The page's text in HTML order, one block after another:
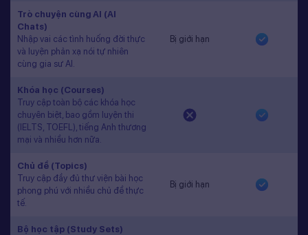
Trò chuyện cùng AI (AI
Chats)
Nhập vai các tình huống đời thực
và luyện phản xạ nói tự nhiên
cùng gia sư AI.
Bị giới hạn
Khóa học (Courses)
Truy cập toàn bộ các khóa học
chuyên biệt, bao gồm luyện thi
(IELTS, TOEFL), tiếng Anh thương
mại và nhiều hơn nữa.
Chủ đề (Topics)
Truy cập đầy đủ thư viện bài học
phong phú với nhiều chủ đề thực
tế.
Bị giới hạn
Bộ học tập (Study Sets)